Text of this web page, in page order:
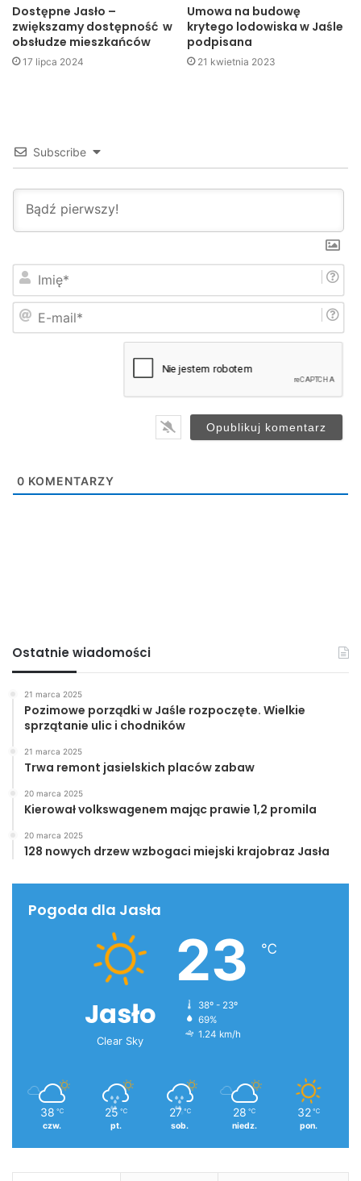
Dostępne Jasło –
zwiększamy dostępność w
obsłudze mieszkańców
17 lipca 2024
Umowa na budowę
krytego lodowiska w Jaśle
podpisana
21 kwietnia 2023
Subscribe
i
m
0 KOMENTARZY
Ostatnie wiadomości
21 marca 2025
Pozimowe porządki w Jaśle rozpoczęte. Wielkie
sprzątanie ulic i chodników
21 marca 2025
Trwa remont jasielskich placów zabaw
20 marca 2025
Kierował volkswagenem mając prawie 1,2 promila
20 marca 2025
128 nowych drzew wzbogaci miejski krajobraz Jasła
Pogoda dla Jasła
Jasło
Clear Sky
23 ℃
38º - 23º
69%
1.24 km/h
38 ℃
czw.
25 ℃
pt.
27 ℃
sob.
28 ℃
niedz.
32 ℃
pon.